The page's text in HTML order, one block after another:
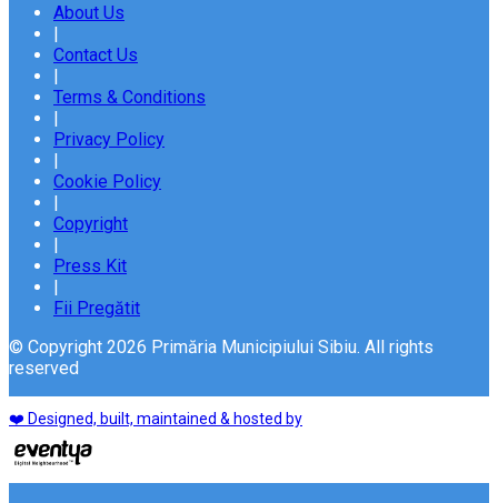
About Us
|
Contact Us
|
Terms & Conditions
|
Privacy Policy
|
Cookie Policy
|
Copyright
|
Press Kit
|
Fii Pregătit
© Copyright 2026 Primăria Municipiului Sibiu. All rights
reserved
❤️ Designed, built, maintained & hosted by